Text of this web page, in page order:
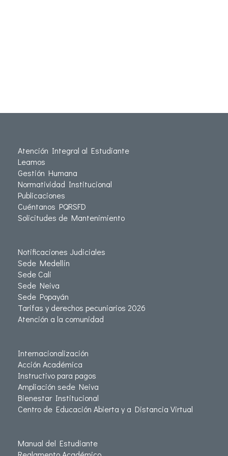
Atención Integral al Estudiante
Leamos
Gestión Humana
Normatividad Institucional
Publicaciones
Cuéntanos PQRSFD
Solicitudes de Mantenimiento
Notificaciones Judiciales
Sede Medellín
Sede Cali
Sede Neiva
Sede Popayán
Tarifas y derechos pecuniarios 2026
Atención a la comunidad
Internacionalización
Acción Académica
Instructivo para pagos
Ampliación sede Neiva
Bienestar Institucional
Centro de Educación Abierta y a Distancia Virtual
Manual del Estudiante